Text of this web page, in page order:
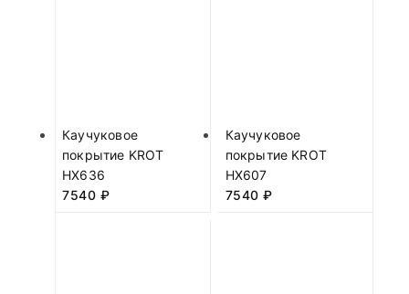
Каучуковое
покрытие KROT
HX636
7540 ₽
Каучуковое
покрытие KROT
HX607
7540 ₽